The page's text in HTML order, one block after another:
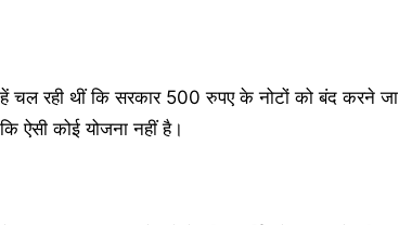
चल रही थीं कि सरकार 500 रुपए के नोटों को बंद करने जा
कोई योजना नहीं है।